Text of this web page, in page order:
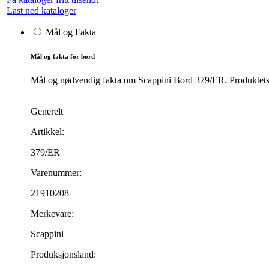
Last ned kataloger
Mål og Fakta
Mål og fakta for bord
Mål og nødvendig fakta om Scappini Bord 379/ER.
Generelt
Artikkel:
379/ER
Varenummer:
21910208
Merkevare:
Scappini
Produksjonsland: